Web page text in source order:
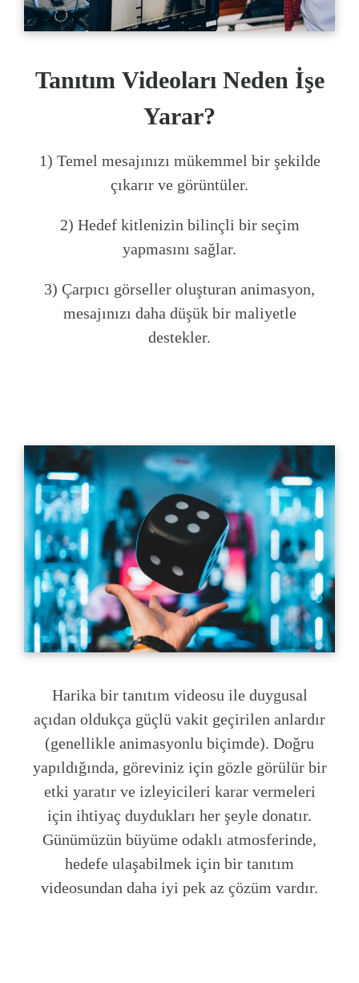
Tanıtım Videoları Neden İşe
Yarar?
1) Temel mesajınızı mükemmel bir şekilde
çıkarır ve görüntüler.
2) Hedef kitlenizin bilinçli bir seçim
yapmasını sağlar.
3) Çarpıcı görseller oluşturan animasyon,
mesajınızı daha düşük bir maliyetle
destekler.
Harika bir tanıtım videosu ile duygusal
açıdan oldukça güçlü vakit geçirilen anlardır
(genellikle animasyonlu biçimde). Doğru
yapıldığında, göreviniz için gözle görülür bir
etki yaratır ve izleyicileri karar vermeleri
için ihtiyaç duydukları her şeyle donatır.
Günümüzün büyüme odaklı atmosferinde,
hedefe ulaşabilmek için bir tanıtım
videosundan daha iyi pek az çözüm vardır.